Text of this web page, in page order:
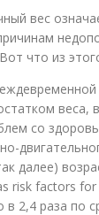
вес
что из
веса,
со
далее)
risk factors
2,4 раза по